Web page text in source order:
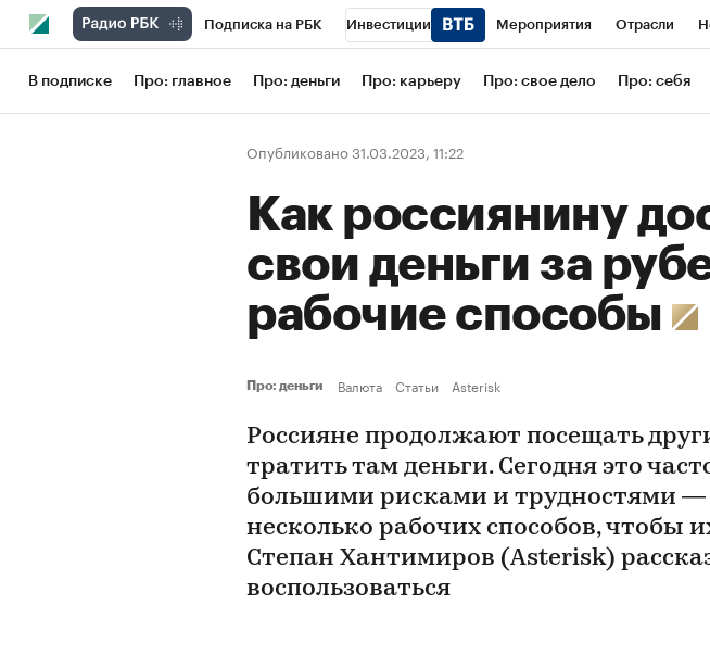
Подписка на РБК Инвестиции Мероприятия Отрасли
Школа управления РБК РБК Образование РБК Life
Рынок наличной валюты
В подписке Про: главное Про: деньги Про: карьеру Про: свое дело Про: себя
Опубликовано 31.03.2023, 11:22
Как россиянину
свои деньги за
рабочие способы
Про: деньги Валюта Статьи Asterisk
Россияне продолжают посещать
тратить там деньги. Сегодня это
большими рисками и трудностями —
несколько рабочих способов, чтобы
Степан Хантимиров (Asterisk)
воспользоваться